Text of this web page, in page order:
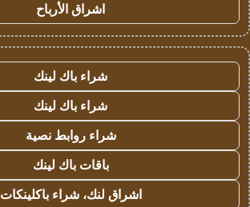
اشراق الأرباح
شراء باك لينك
شراء باك لينك
شراء روابط نصية
باقات باك لينك
اشراق لنك، شراء باكلينكات